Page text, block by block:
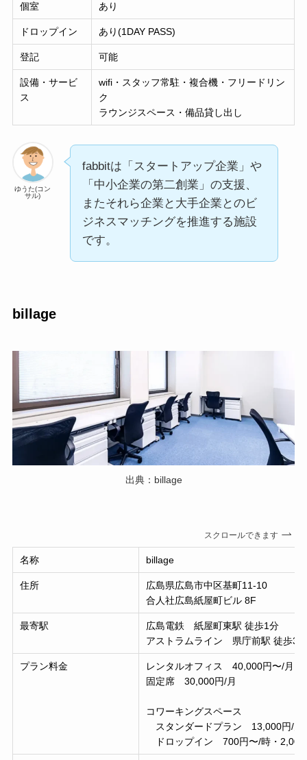
個室 あり
ドロップイン あり(1DAY PASS)
登記 可能
設備・サービ
ス
wifi・スタッフ常駐・複合機・フリードリン
ク
ラウンジスペース・備品貸し出し
ゆうた(コン
サル)
fabbitは「スタートアップ企業」や
「中小企業の第二創業」の支援、
またそれら企業と大手企業とのビ
ジネスマッチングを推進する施設
です。
billage
出典：billage
スクロールできます
名称 billage
住所
広島県広島市中区基町11-10
合人社広島紙屋町ビル 8F
最寄駅
広島電鉄 紙屋町東駅 徒歩1分
アストラムライン 県庁前駅 徒歩3
プラン料金
レンタルオフィス 40,000円〜/月
固定席 30,000円/月
コワーキングスペース
スタンダードプラン 13,000円/月
ドロップイン 700円〜/時・2,000